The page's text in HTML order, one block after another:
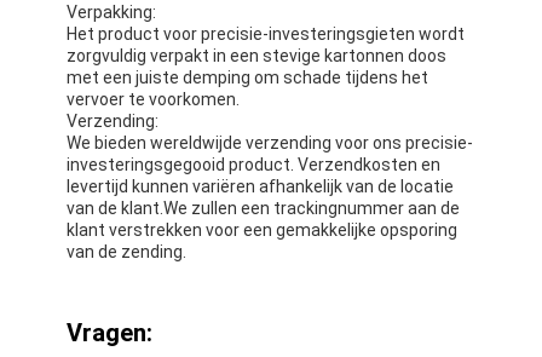
Verpakking:
Het product voor precisie-investeringsgieten wordt
zorgvuldig verpakt in een stevige kartonnen doos
met een juiste demping om schade tijdens het
vervoer te voorkomen.
Verzending:
We bieden wereldwijde verzending voor ons precisie-
investeringsgegooid product. Verzendkosten en
levertijd kunnen variëren afhankelijk van de locatie
van de klant.We zullen een trackingnummer aan de
klant verstrekken voor een gemakkelijke opsporing
van de zending.
Vragen: